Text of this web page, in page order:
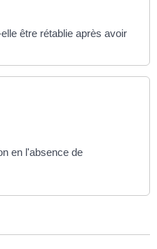
être rétablie après avoir
en l'absence de